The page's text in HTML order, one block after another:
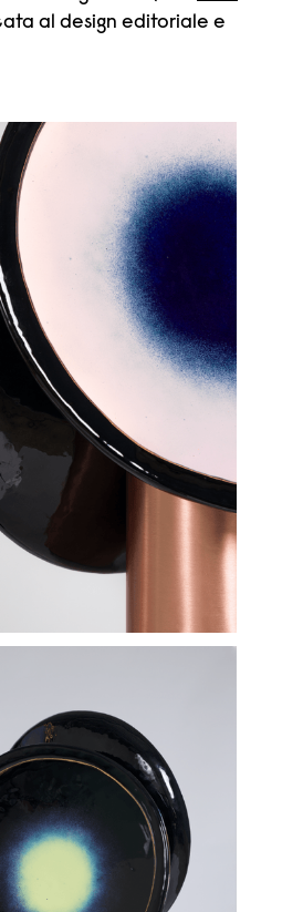
al design editoriale e